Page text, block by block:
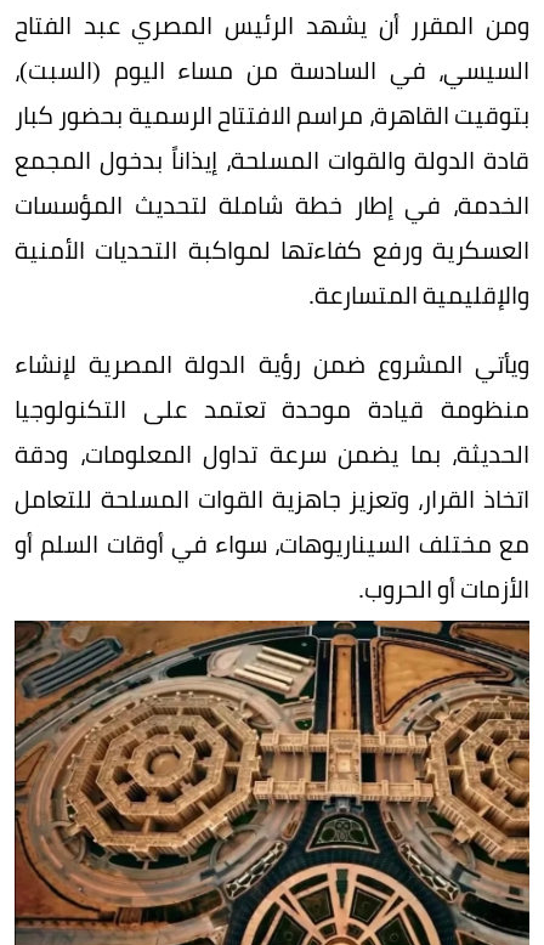
ومن المقرر أن يشهد الرئيس المصري عبد الفتاح
السيسي، في السادسة من مساء اليوم (السبت)،
بتوقيت القاهرة، مراسم الافتتاح الرسمية بحضور كبار
قادة الدولة والقوات المسلحة، إيذاناً بدخول المجمع
الخدمة، في إطار خطة شاملة لتحديث المؤسسات
العسكرية ورفع كفاءتها لمواكبة التحديات الأمنية
والإقليمية المتسارعة.
ويأتي المشروع ضمن رؤية الدولة المصرية لإنشاء
منظومة قيادة موحدة تعتمد على التكنولوجيا
الحديثة، بما يضمن سرعة تداول المعلومات، ودقة
اتخاذ القرار، وتعزيز جاهزية القوات المسلحة للتعامل
مع مختلف السيناريوهات، سواء في أوقات السلم أو
الأزمات أو الحروب.